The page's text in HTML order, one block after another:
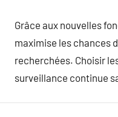
Grâce aux nouvelles
maximise les chances
recherchées. Choisir
surveillance continue